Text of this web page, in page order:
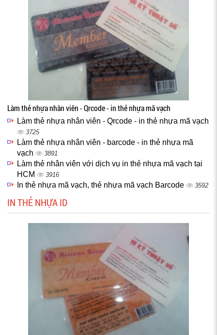
Làm thẻ nhựa nhân viên - Qrcode - in thẻ nhựa mã vạch
Làm thẻ nhựa nhân viên - Qrcode - in thẻ nhựa mã vạch
3725
Làm thẻ nhựa nhân viên - barcode - in thẻ nhựa mã
vạch
3891
Làm thẻ nhân viên với dịch vụ in thẻ nhựa mã vạch tại
HCM
3916
In thẻ nhựa mã vạch, thẻ nhựa mã vạch Barcode 3592
IN THẺ NHỰA ID